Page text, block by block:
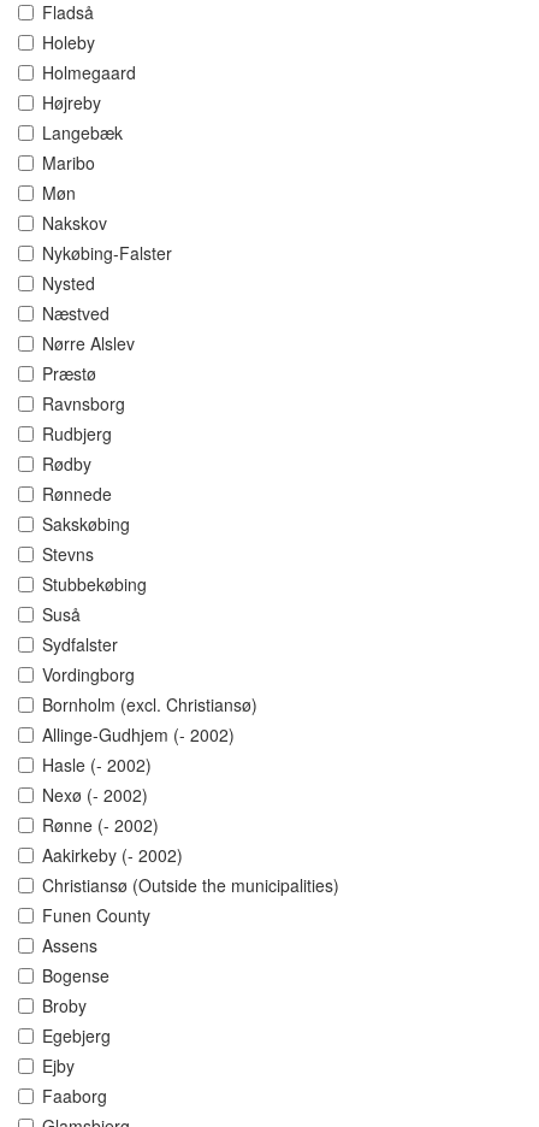
Fladså
Holeby
Holmegaard
Højreby
Langebæk
Maribo
Møn
Nakskov
Nykøbing-Falster
Nysted
Næstved
Nørre Alslev
Præstø
Ravnsborg
Rudbjerg
Rødby
Rønnede
Sakskøbing
Stevns
Stubbekøbing
Suså
Sydfalster
Vordingborg
Bornholm (excl. Christiansø)
Allinge-Gudhjem (- 2002)
Hasle (- 2002)
Nexø (- 2002)
Rønne (- 2002)
Aakirkeby (- 2002)
Christiansø (Outside the municipalities)
Funen County
Assens
Bogense
Broby
Egebjerg
Ejby
Faaborg